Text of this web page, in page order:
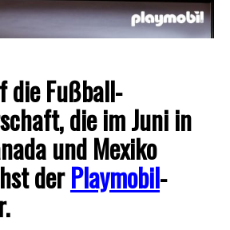
die Fußball-
die im Juni in
und Mexiko
derPlaymobil-